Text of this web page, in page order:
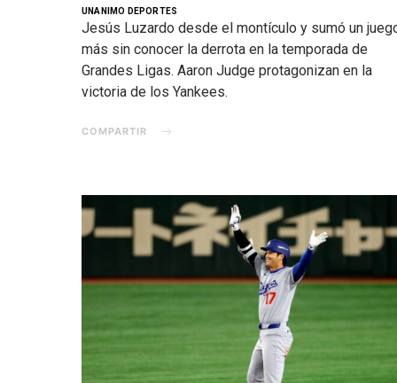
UNANIMO DEPORTES
Jesús Luzardo desde el montículo y sumó un
más sin conocer la derrota en la temporada de
Grandes Ligas. Aaron Judge protagonizan en la
victoria de los Yankees.
COMPARTIR